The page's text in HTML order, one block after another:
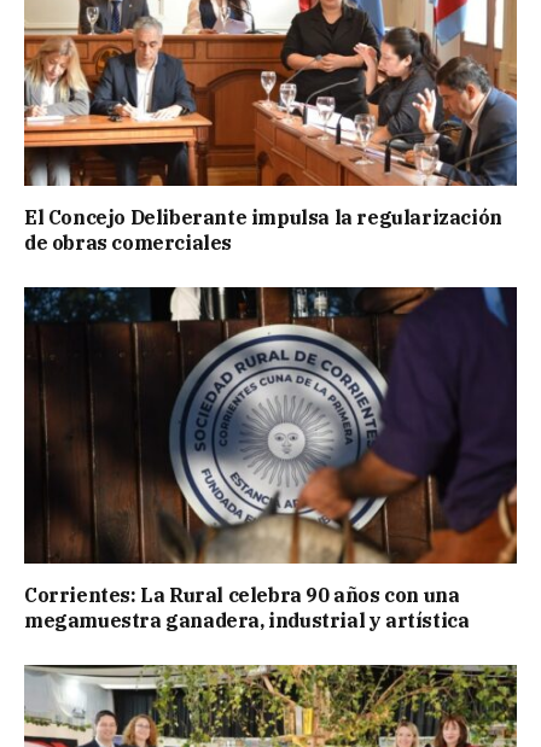
El Concejo Deliberante impulsa la regularización
de obras comerciales
Corrientes: La Rural celebra 90 años con una
megamuestra ganadera, industrial y artística